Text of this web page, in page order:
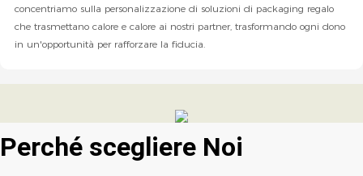
concentriamo sulla personalizzazione di soluzioni di packaging regalo
che trasmettano calore e calore ai nostri partner, trasformando ogni dono
in un'opportunità per rafforzare la fiducia.
Perché scegliere Noi